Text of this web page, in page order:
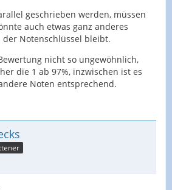
geschrieben werden, müssen
auch etwas ganz anderes
der Notenschlüssel bleibt.
nicht so ungewöhnlich,
die 1 ab 97%, inzwischen ist es
Noten entsprechend.